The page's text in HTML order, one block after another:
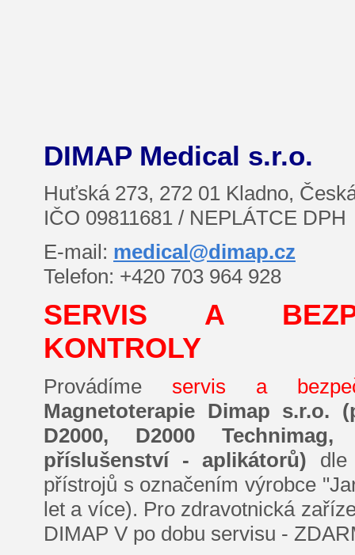
DIMAP Medical s.r.o.
Huťská 273, 272 01 Kladno,
IČO 09811681 / NEPLÁTCE DPH
E-mail: medical@dimap.cz
Telefon: +420 703 964 928
SERVIS A
KONTROLY
Provádíme servis a
Magnetoterapie Dimap s.r.o.
D2000, D2000
příslušenství - aplikátorů)
přístrojů s označením výrobce
let a více). Pro zdravotnická
DIMAP V po dobu servisu -